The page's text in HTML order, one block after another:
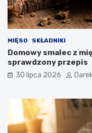
MIĘSO SKŁADNIKI
Domowy smalec z
sprawdzony przepis
30 lipca 2026